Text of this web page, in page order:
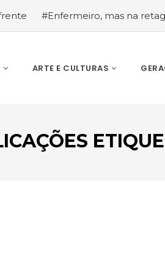
#Enfermeiro, mas na
ARTE E CULTURAS